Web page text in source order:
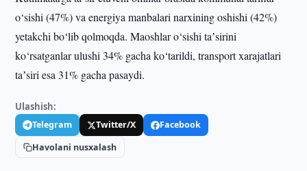
o‘sishi (47%) va energiya manbalari narxining oshishi (42%)
yetakchi bo‘lib qolmoqda. Maoshlar o‘sishi taʼsirini
ko‘rsatganlar ulushi 34% gacha ko‘tarildi, transport xarajatlari
taʼsiri esa 31% gacha pasaydi.
Ulashish:
Telegram Twitter/X
Facebook
Havolani nusxalash